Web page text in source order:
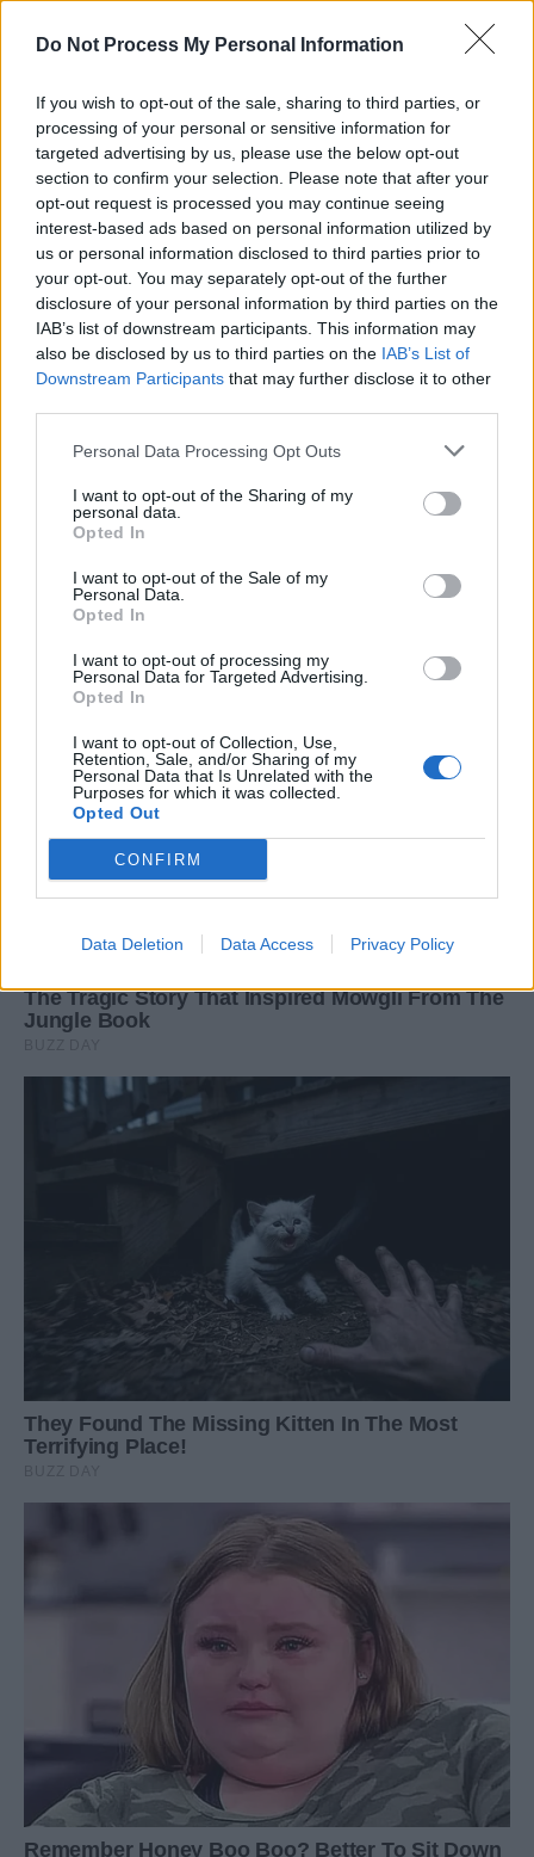
Do Not Process My Personal Information
If you wish to opt-out of the sale, sharing to third parties, or
processing of your personal or sensitive information for
targeted advertising by us, please use the below opt-out
section to confirm your selection. Please note that after your
opt-out request is processed you may continue seeing
interest-based ads based on personal information utilized by
us or personal information disclosed to third parties prior to
your opt-out. You may separately opt-out of the further
disclosure of your personal information by third parties on the
IAB’s list of downstream participants. This information may
also be disclosed by us to third parties on the IAB’s List of
Downstream Participants that may further disclose it to other
Personal Data Processing Opt Outs
I want to opt-out of the Sharing of my
personal data.
Opted In
I want to opt-out of the Sale of my
Personal Data.
Opted In
I want to opt-out of processing my
Personal Data for Targeted Advertising.
Opted In
I want to opt-out of Collection, Use,
Retention, Sale, and/or Sharing of my
Personal Data that Is Unrelated with the
Purposes for which it was collected.
Opted Out
CONFIRM
Data Deletion Data Access Privacy Policy